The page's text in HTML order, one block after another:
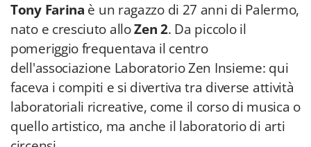
Tony Farina è un ragazzo di 27 anni di Palermo,
nato e cresciuto alloZen 2. Da piccolo il
pomeriggio frequentava il centro
dell'associazione Laboratorio Zen Insieme: qui
faceva i compiti e si divertiva tra diverse attività
laboratoriali ricreative, come il corso di musica o
quello artistico, ma anche il laboratorio di arti